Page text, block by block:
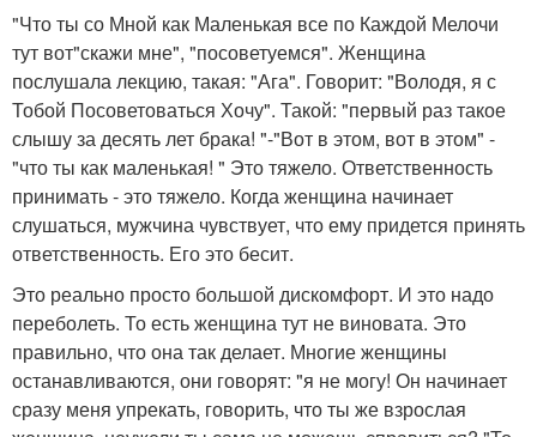
"Что ты со Мной как Маленькая все по Каждой Мелочи
тут вот"скажи мне", "посоветуемся". Женщина
послушала лекцию, такая: "Ага". Говорит: "Володя, я с
Тобой Посоветоваться Хочу". Такой: "первый раз такое
слышу за десять лет брака! "-"Вот в этом, вот в этом" -
"что ты как маленькая! " Это тяжело. Ответственность
принимать - это тяжело. Когда женщина начинает
слушаться, мужчина чувствует, что ему придется принять
ответственность. Его это бесит.
Это реально просто большой дискомфорт. И это надо
переболеть. То есть женщина тут не виновата. Это
правильно, что она так делает. Многие женщины
останавливаются, они говорят: "я не могу! Он начинает
сразу меня упрекать, говорить, что ты же взрослая